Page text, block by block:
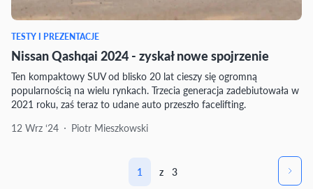
TESTY I PREZENTACJE
Nissan Qashqai 2024 - zyskał nowe spojrzenie
Ten kompaktowy SUV od blisko 20 lat cieszy się ogromną
popularnością na wielu rynkach. Trzecia generacja zadebiutowała w
2021 roku, zaś teraz to udane auto przeszło facelifting.
12 Wrz ‘24
Piotr Mieszkowski
1 z 3